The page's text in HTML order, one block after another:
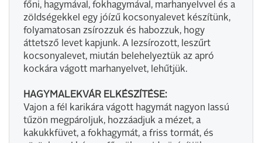
főni, hagymával, fokhagymával, marhanyelvvel és a
zöldségekkel egy jóízű kocsonyalevet készítünk,
folyamatosan zsírozzuk és habozzuk, hogy
áttetsző levet kapjunk. A lezsírozott, leszűrt
kocsonyalevet, miután belehelyeztük az apró
kockára vágott marhanyelvet, lehűtjük.
HAGYMALEKVÁR ELKÉSZÍTÉSE:
Vajon a fél karikára vágott hagymát nagyon lassú
tűzön megpároljuk, hozzáadjuk a mézet, a
kakukkfüvet, a fokhagymát, a friss tormát, és